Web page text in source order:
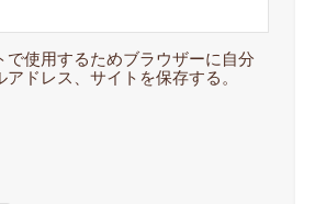
で使用するためブラウザーに自分
ドレス、サイトを保存する。